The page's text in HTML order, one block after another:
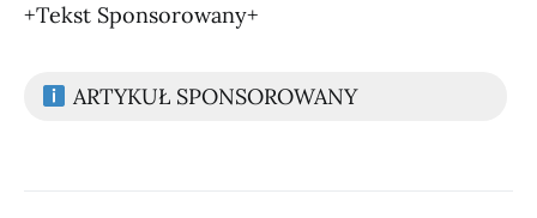
+Tekst Sponsorowany+
ARTYKUŁ SPONSOROWANY